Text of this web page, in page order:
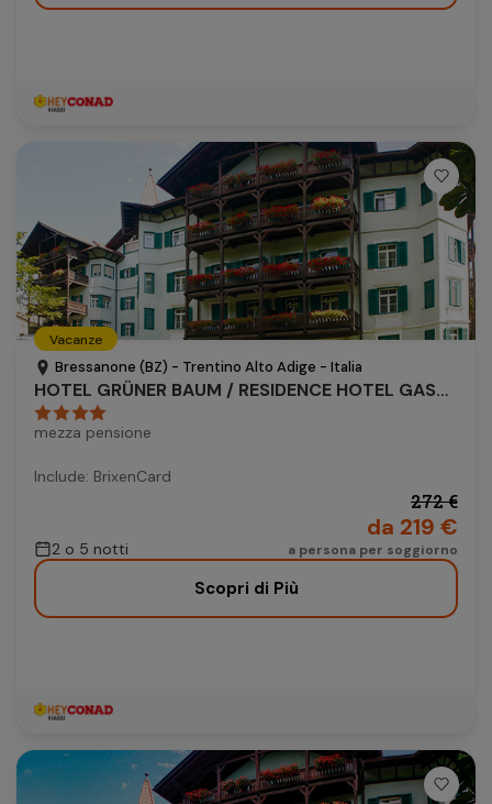
Vacanze
Bressanone (BZ) - Trentino Alto Adige - Italia
HOTEL GRÜNER BAUM / RESIDENCE HOTEL GASSER
mezza pensione
Include: BrixenCard
2 o 5 notti
272 €
da 219 €
a persona per soggiorno
Scopri di Più